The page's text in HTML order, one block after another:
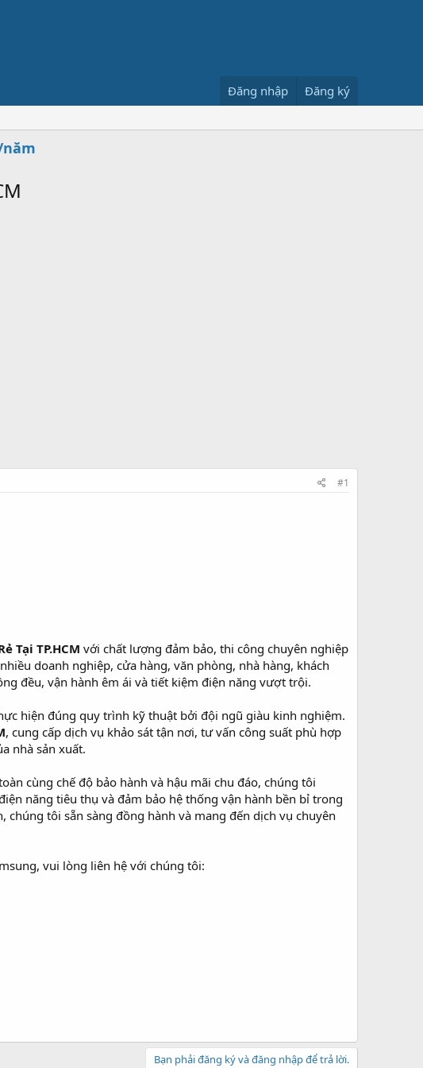
Đăng nhập Đăng ký
#1
Tại TP.HCM với chất lượng đảm bảo, thi công chuyên nghiệp
doanh nghiệp, cửa hàng, văn phòng, nhà hàng, khách
đều, vận hành êm ái và tiết kiệm điện năng vượt trội.
hiện đúng quy trình kỹ thuật bởi đội ngũ giàu kinh nghiệm.
, cung cấp dịch vụ khảo sát tận nơi, tư vấn công suất phù hợp
nhà sản xuất.
cùng chế độ bảo hành và hậu mãi chu đáo, chúng tôi
năng tiêu thụ và đảm bảo hệ thống vận hành bền bỉ trong
tôi sẵn sàng đồng hành và mang đến dịch vụ chuyên
vui lòng liên hệ với chúng tôi:
Bạn phải đăng ký và đăng nhập để trả lời.